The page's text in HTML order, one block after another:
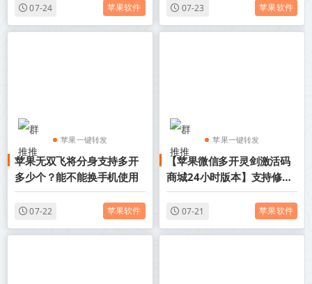
07-24 苹果软件 07-23 苹果软件
苹果一键转发
苹果TF微信多开
苹果无双飞将分身支持多开
多少个？能不能换手机使用
07-22 苹果软件
苹果一键转发
苹果TF微信多开
【苹果微信多开灵剑激活码
商城24小时版本】支持修改
步数-朋友圈发1小时视频
07-21 苹果软件